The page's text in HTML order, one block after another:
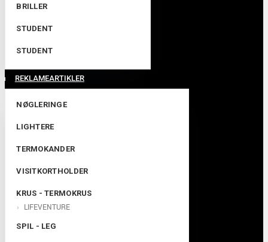
BRILLER
STUDENT
STUDENT
REKLAMEARTIKLER
NØGLERINGE
LIGHTERE
TERMOKANDER
VISITKORTHOLDER
KRUS - TERMOKRUS
LIFEVENTURE
SPIL - LEG